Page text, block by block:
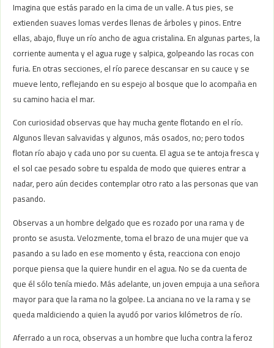
Imagina que estás parado en la cima de un valle. A tus pies, se
extienden suaves lomas verdes llenas de árboles y pinos. Entre
ellas, abajo, fluye un río ancho de agua cristalina. En algunas partes, la
corriente aumenta y el agua ruge y salpica, golpeando las rocas con
furia. En otras secciones, el río parece descansar en su cauce y se
mueve lento, reflejando en su espejo al bosque que lo acompaña en
su camino hacia el mar.
Con curiosidad observas que hay mucha gente flotando en el río.
Algunos llevan salvavidas y algunos, más osados, no; pero todos
flotan río abajo y cada uno por su cuenta. El agua se te antoja fresca y
el sol cae pesado sobre tu espalda de modo que quieres entrar a
nadar, pero aún decides contemplar otro rato a las personas que van
pasando.
Observas a un hombre delgado que es rozado por una rama y de
pronto se asusta. Velozmente, toma el brazo de una mujer que va
pasando a su lado en ese momento y ésta, reacciona con enojo
porque piensa que la quiere hundir en el agua. No se da cuenta de
que él sólo tenía miedo. Más adelante, un joven empuja a una señora
mayor para que la rama no la golpee. La anciana no ve la rama y se
queda maldiciendo a quien la ayudó por varios kilómetros de río.
Aferrado a un roca, observas a un hombre que lucha contra la feroz